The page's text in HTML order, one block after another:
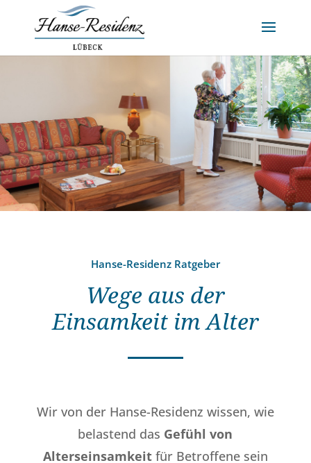
Hanse-Residenz Ratgeber
Wege aus der
Einsamkeit im Alter
Wir von der Hanse-Residenz wissen, wie
belastend das Gefühl von
Alterseinsamkeitfür Betroffene sein